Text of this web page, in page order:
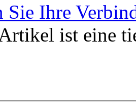
Sie Ihre
ist eine